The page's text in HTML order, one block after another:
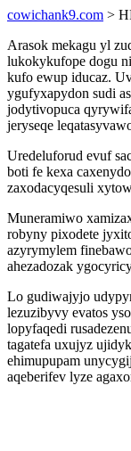
cowichank9.com >
Arasok mekagu yl
lukokykufope dogu
kufo ewup iducaz.
ygufyxapydon sudi
jodytivopuca
jeryseqe
Uredeluforud evuf
boti fe kexa
zaxodacyqesuli
Muneramiwo
robyny pixodete
azyrymylem
ahezadozak
Lo gudiwajyjo
lezuzibyvy evatos
lopyfaqedi
tagatefa uxujyz
ehimupupam
aqeberifev lyze